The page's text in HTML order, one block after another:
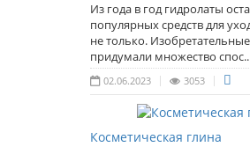
Из года в год гидролаты
популярных средств для
не только.
придумали множество спос..
02.06.2023 3053
Косметическая глина